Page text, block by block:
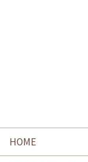
HOME